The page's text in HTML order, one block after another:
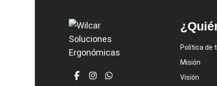
Política de
Misión
Visión